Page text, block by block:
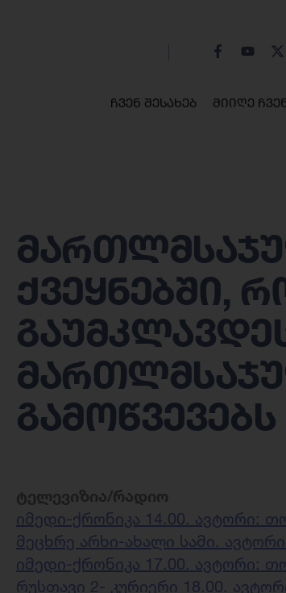
ჩვენ შესახებ მიიღე
ქვეყნებში,
გამოწვევებს
ტელევიზია/რადიო
იმედი-ქრონიკა 14.00. ავტორი:
მეცხრე არხი-ახალი სამი.
იმედი-ქრონიკა 17.00. ავტორი:
რუსთავი 2- კურიერი 18.00.